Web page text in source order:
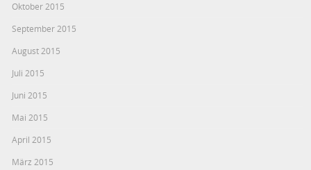
Oktober 2015
September 2015
August 2015
Juli 2015
Juni 2015
Mai 2015
April 2015
März 2015